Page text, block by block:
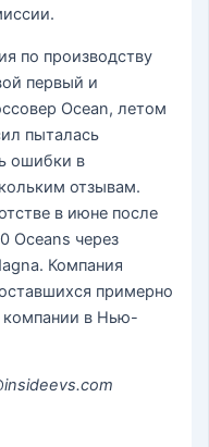
по производству
первый и
Ocean, летом
пыталась
ошибки в
отзывам.
в июне после
Oceans через
Компания
примерно
компании в Нью-